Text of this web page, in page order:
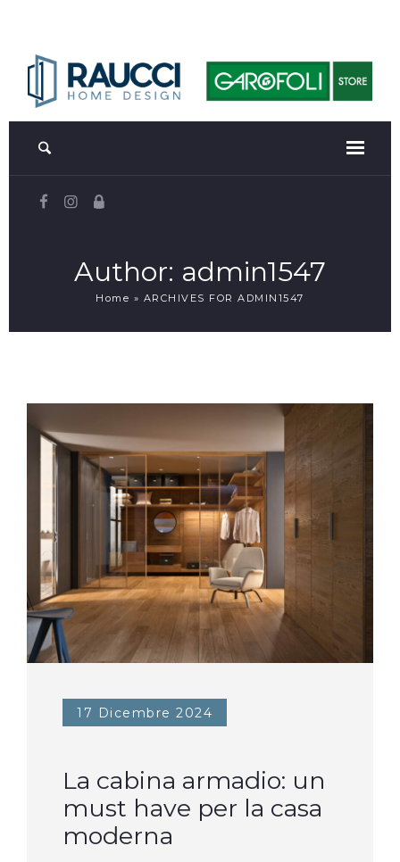
Author: admin1547
Home » ARCHIVES FOR ADMIN1547
17 Dicembre 2024
La cabina armadio: un
must have per la casa
moderna